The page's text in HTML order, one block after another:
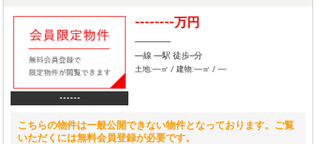
------
--------万円
-----------------
----線 ----駅 徒歩--分
土地:----㎡ / 建物:----㎡ / ----
こちらの物件は一般公開できない物件となっております。ご覧
いただくには無料会員登録が必要です。